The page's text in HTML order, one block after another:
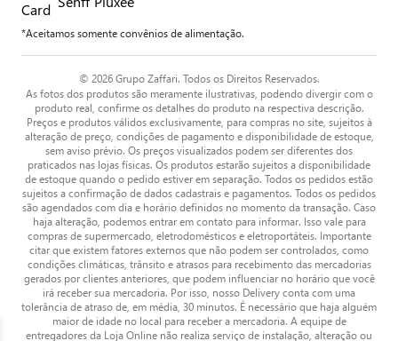
*Aceitamos somente convênios de alimentação.
© 2026 Grupo Zaffari. Todos os Direitos Reservados.
As fotos dos produtos são meramente ilustrativas, podendo divergir com o
produto real, confirme os detalhes do produto na respectiva descrição.
Preços e produtos válidos exclusivamente, para compras no site, sujeitos à
alteração de preço, condições de pagamento e disponibilidade de estoque,
sem aviso prévio. Os preços visualizados podem ser diferentes dos
praticados nas lojas físicas. Os produtos estarão sujeitos a disponibilidade
de estoque quando o pedido estiver em separação. Todos os pedidos estão
sujeitos a confirmação de dados cadastrais e pagamentos. Todos os pedidos
são agendados com dia e horário definidos no momento da transação. Caso
haja alteração, podemos entrar em contato para informar. Isso vale para
compras de supermercado, eletrodomésticos e eletroportáteis. Importante
citar que existem fatores externos que não podem ser controlados, como
condições climáticas, trânsito e atrasos para recebimento das mercadorias
gerados por clientes anteriores, que podem influenciar no horário que você
irá receber sua mercadoria. Por isso, nosso Delivery conta com uma
tolerância de atraso de, em média, 30 minutos. É necessário que haja alguém
maior de idade no local para receber a mercadoria. A equipe de
entregadores da Loja Online não realiza serviço de instalação, alteração ou